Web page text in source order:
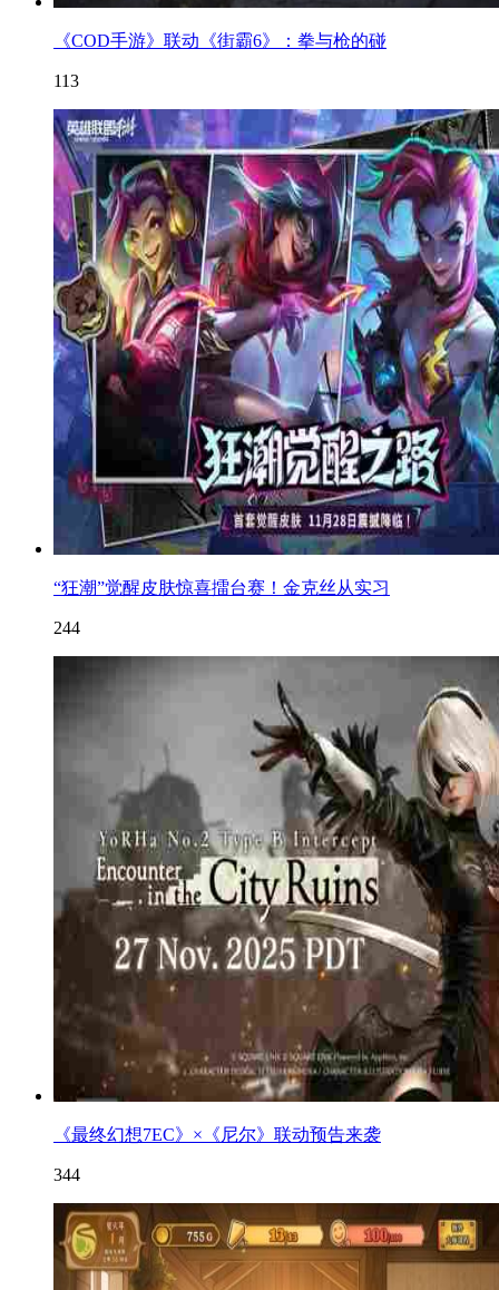
《COD手游》联动《街霸6》：拳与枪的碰
113
“狂潮”觉醒皮肤惊喜擂台赛！金克丝从实习
244
《最终幻想7EC》×《尼尔》联动预告来袭
344